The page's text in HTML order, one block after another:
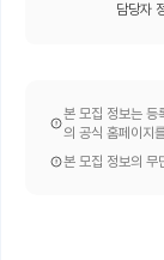
담당자
본 모집 정보는 등
의 공식 홈페이지
본 모집 정보의 무